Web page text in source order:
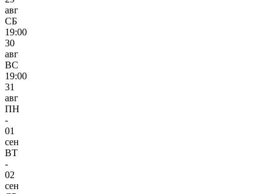
авг
СБ
19:00
30
авг
ВС
19:00
31
авг
ПН
-
01
сен
ВТ
-
02
сен